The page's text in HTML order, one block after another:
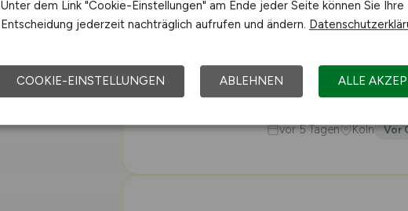
Werkstudent
Partners(m/
REWE Group
vor 5 Tagen Köln Vor
Unter dem Link "Cookie-Einstellungen" am Ende jeder Seite können Sie Ihre
Entscheidung jederzeit nachträglich aufrufen und ändern.
COOKIE-EINSTELLUNGEN ABLEHNEN ALLE